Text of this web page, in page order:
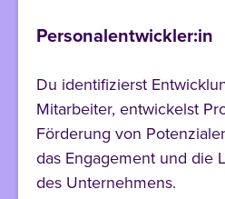
Personalentwickler:in
Du identifizierst
Mitarbeiter, entwickelst
Förderung von
das Engagement und die
des Unternehmens.